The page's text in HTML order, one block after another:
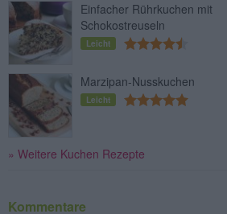
Einfacher Rührkuchen mit
Schokostreuseln
Leicht
Marzipan-Nusskuchen
Leicht
» Weitere Kuchen Rezepte
Kommentare